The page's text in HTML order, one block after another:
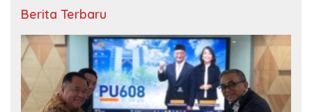
Berita Terbaru